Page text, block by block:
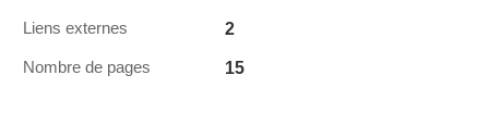
Liens externes 2
Nombre de pages 15